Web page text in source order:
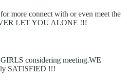
more connect with or even meet the
LET YOU ALONE !!!
considering meeting.WE
SATISFIED !!!